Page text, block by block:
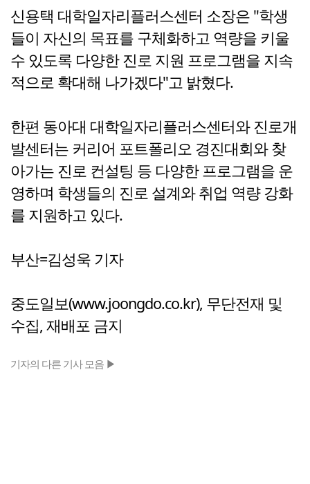
신용택 대학일자리플러스센터 소장은 "학생
들이 자신의 목표를 구체화하고 역량을 키울
수 있도록 다양한 진로 지원 프로그램을 지속
적으로 확대해 나가겠다"고 밝혔다.
한편 동아대 대학일자리플러스센터와 진로개
발센터는 커리어 포트폴리오 경진대회와 찾
아가는 진로 컨설팅 등 다양한 프로그램을 운
영하며 학생들의 진로 설계와 취업 역량 강화
를 지원하고 있다.
부산=김성욱 기자
중도일보(www.joongdo.co.kr), 무단전재 및
수집, 재배포 금지
기자의 다른 기사 모음 ▶